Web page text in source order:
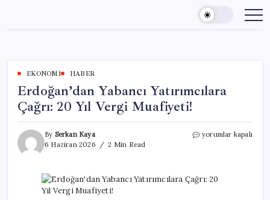
content
EKONOMI HABER
Erdoğan’dan Yabancı Yatırımcılara
Çağrı: 20 Yıl Vergi Muafiyeti!
By Serkan Kaya
6 Haziran 2026
2 Min Read
Erdoğan’dan
20
Yıl
yorumlar kapalı